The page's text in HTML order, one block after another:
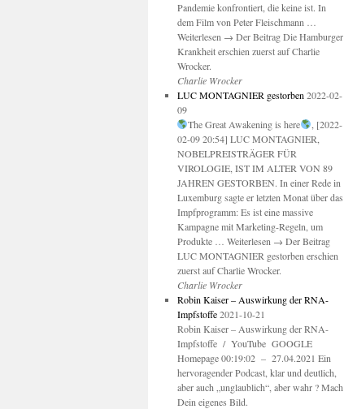
Pandemie konfrontiert, die keine ist. In
dem Film von Peter Fleischmann …
Weiterlesen → Der Beitrag Die Hamburger
Krankheit erschien zuerst auf Charlie
Wrocker.
Charlie Wrocker
LUC MONTAGNIER gestorben 2022-02-
09
The Great Awakening is here
, [2022-
02-09 20:54] LUC MONTAGNIER,
NOBELPREISTRÄGER FÜR
VIROLOGIE, IST IM ALTER VON 89
JAHREN GESTORBEN. In einer Rede in
Luxemburg sagte er letzten Monat über das
Impfprogramm: Es ist eine massive
Kampagne mit Marketing-Regeln, um
Produkte … Weiterlesen → Der Beitrag
LUC MONTAGNIER gestorben erschien
zuerst auf Charlie Wrocker.
Charlie Wrocker
Robin Kaiser – Auswirkung der RNA-
Impfstoffe 2021-10-21
Robin Kaiser – Auswirkung der RNA-
Impfstoffe / YouTube GOOGLE
Homepage 00:19:02 – 27.04.2021 Ein
hervoragender Podcast, klar und deutlich,
aber auch „unglaublich“, aber wahr ? Mach
Dein eigenes Bild.